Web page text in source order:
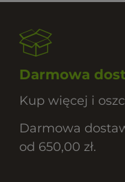
Darmowa
Kup więcej i
Darmowa
od 650,00 zł.